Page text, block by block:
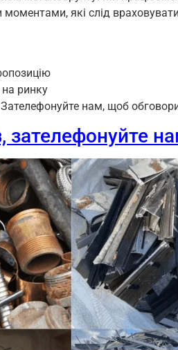
які слід
ринку
нам, щоб